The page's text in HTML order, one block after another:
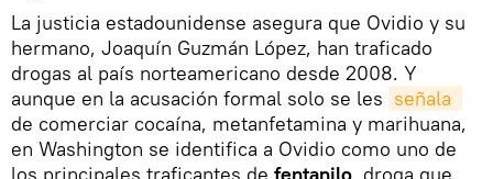
La justicia estadounidense asegura que Ovidio y su
hermano, Joaquín Guzmán López, han traficado
drogas al país norteamericano desde 2008. Y
aunque en la acusación formal solo se les
de comerciar cocaína, metanfetamina y marihuana,
en Washington se identifica a Ovidio como uno de
los principales traficantes de fentanilo , droga que